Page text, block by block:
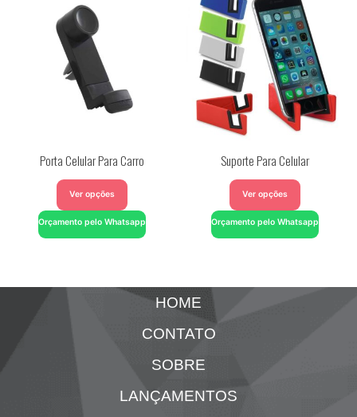
Porta Celular Para Carro
Ver opções
Orçamento pelo Whatsapp
Suporte Para Celular
Ver opções
Orçamento pelo Whatsapp
HOME
CONTATO
SOBRE
LANÇAMENTOS